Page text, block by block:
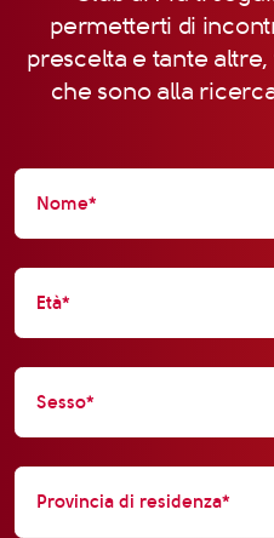
permetterti di
prescelta e tante
che sono alla